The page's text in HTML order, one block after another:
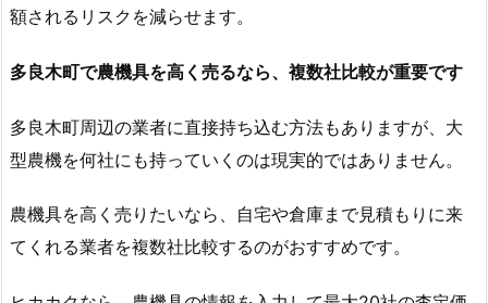
額されるリスクを減らせます。
多良木町で農機具を高く売るなら、複数社比較が重要です
多良木町周辺の業者に直接持ち込む方法もありますが、大
型農機を何社にも持っていくのは現実的ではありません。
農機具を高く売りたいなら、自宅や倉庫まで見積もりに来
てくれる業者を複数社比較するのがおすすめです。